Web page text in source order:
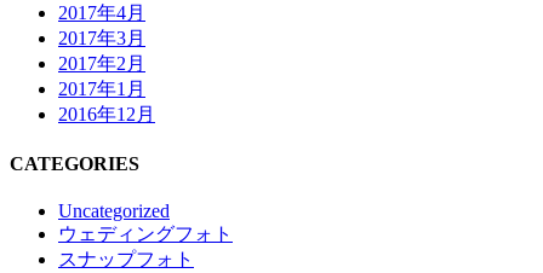
2017年4月
2017年3月
2017年2月
2017年1月
2016年12月
CATEGORIES
Uncategorized
ウェディングフォト
スナップフォト